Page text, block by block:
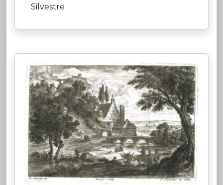
Silvestre